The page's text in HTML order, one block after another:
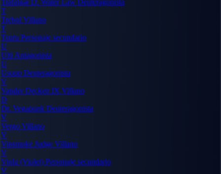
T
Trebol Villano
T
Tsuru Personaje secundario
U
Ulti Antagonista
U
Usopp Deuteragonista
V
Vander Decken IX Villano
D
Dr. Vegapunk Deuteragonista
V
Vergo Villano
V
Vinsmoke Judge Villano
V
Viola (Violet) Personaje secundario
V